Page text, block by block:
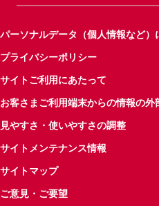
パーソナルデータ（個人情報など）
プライバシーポリシー
サイトご利用にあたって
お客さまご利用端末からの情報の外
見やすさ・使いやすさの調整
サイトメンテナンス情報
サイトマップ
ご意見・ご要望